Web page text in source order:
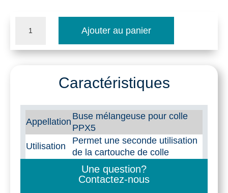
mélangeuse
méthacrylate
PPX5
Ajouter au panier
Caractéristiques
Appellation
Buse mélangeuse pour colle
PPX5
Utilisation
Permet une seconde utilisation
de la cartouche de colle
Une question?
Contactez-nous